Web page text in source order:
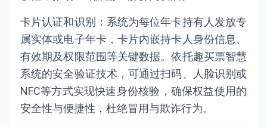
卡片认证和识别：系统为每位年卡持有人发放专
属实体或电子年卡，卡片内嵌持卡人身份信息、
有效期及权限范围等关键数据。依托趣买票智慧
系统的安全验证技术，可通过扫码、人脸识别或
NFC等方式实现快速身份核验，确保权益使用的
安全性与便捷性，杜绝冒用与欺诈行为。